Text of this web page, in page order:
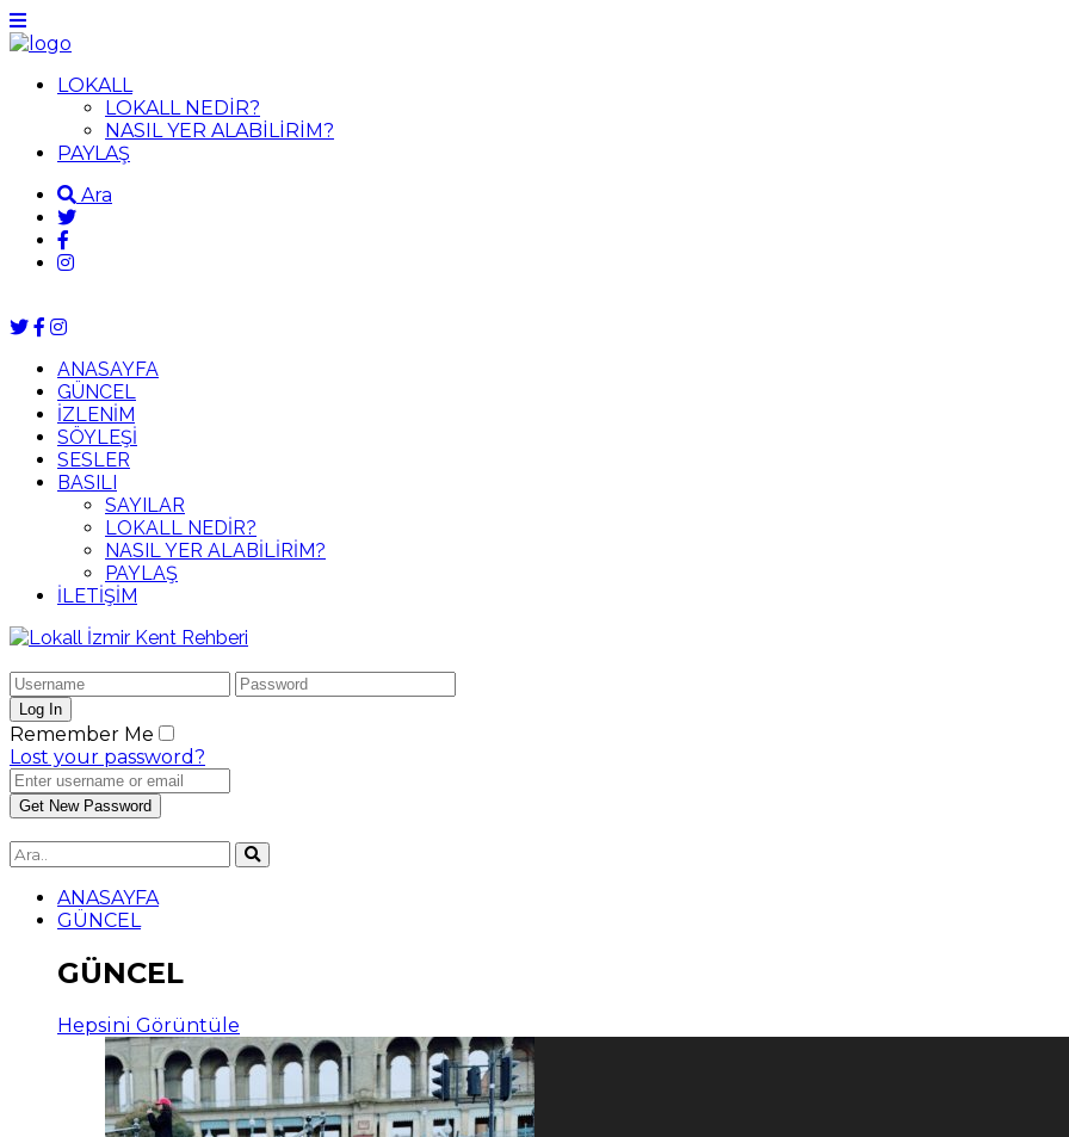
LOKALL
LOKALL NEDİR?
NASIL YER ALABİLİRİM?
PAYLAŞ
Ara
ANASAYFA
GÜNCEL
İZLENİM
SÖYLEŞİ
SESLER
BASILI
SAYILAR
LOKALL NEDİR?
NASIL YER ALABİLİRİM?
PAYLAŞ
İLETİŞİM
Remember Me
Lost your password?
ANASAYFA
GÜNCEL
GÜNCEL
Hepsini Görüntüle